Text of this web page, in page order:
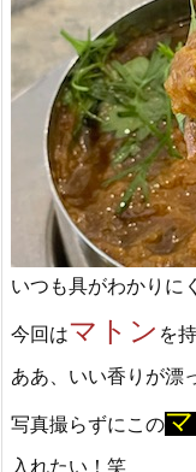
いつも具がわかりに
今回はマトン を
ああ、いい香りが漂
写真撮らずにこの
入れたい！笑